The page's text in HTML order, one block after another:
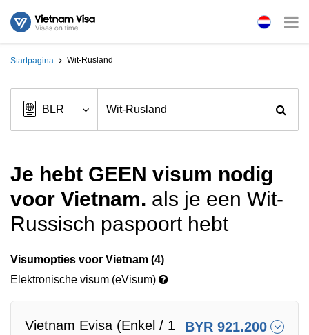
Startpagina Wit-Rusland
Je hebt GEEN visum nodig
voor Vietnam. als je een Wit-
Russisch paspoort hebt
Visumopties voor Vietnam (4)
Elektronische visum (eVisum)
Vietnam Evisa (Enkel / 1
BYR 921.200